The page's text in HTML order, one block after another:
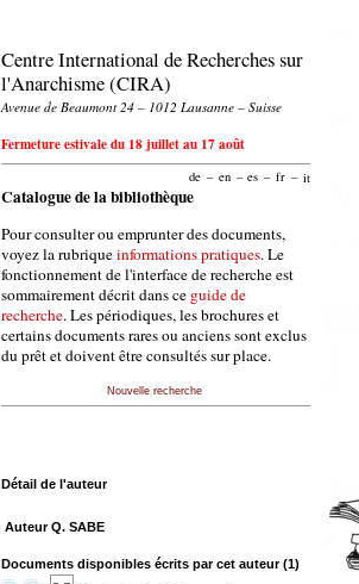
Centre International de Recherches sur
l'Anarchisme (CIRA)
Avenue de Beaumont 24 – 1012 Lausanne – Suisse
Fermeture estivale du 18 juillet au 17 août
de – en – es – fr – it
Catalogue de la bibliothèque
Pour consulter ou emprunter des documents,
voyez la rubriqueinformations pratiques. Le
fonctionnement de l'interface de recherche est
sommairement décrit dans ce guide de
recherche. Les périodiques, les brochures et
certains documents rares ou anciens sont exclus
du prêt et doivent être consultés sur place.
Nouvelle recherche
Détail de l'auteur
Auteur Q. SABE
Documents disponibles écrits par cet auteur (1)